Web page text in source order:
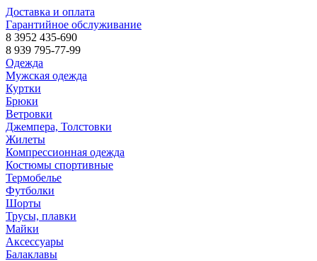
Доставка и оплата
Гарантийное обслуживание
8 3952 435-690
8 939 795-77-99
Одежда
Мужская одежда
Куртки
Брюки
Ветровки
Джемпера, Толстовки
Жилеты
Компрессионная одежда
Костюмы спортивные
Термобелье
Футболки
Шорты
Трусы, плавки
Майки
Аксессуары
Балаклавы